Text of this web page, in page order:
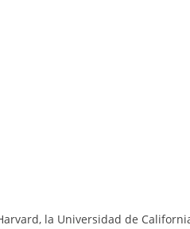
la Universidad de